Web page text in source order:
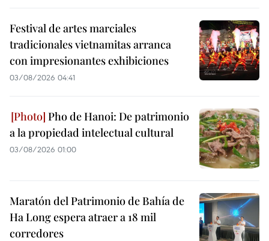
Festival de artes marciales
tradicionales vietnamitas arranca
con impresionantes exhibiciones
03/08/2026 04:41
Pho de Hanoi: De patrimonio
a la propiedad intelectual cultural
03/08/2026 01:00
Maratón del Patrimonio de Bahía de
Ha Long espera atraer a 18 mil
corredores